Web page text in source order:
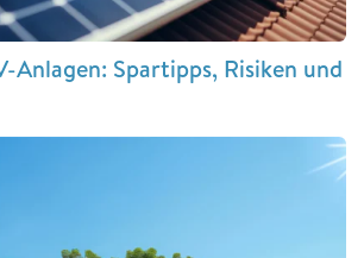
Anlagen: Spartipps, Risiken und